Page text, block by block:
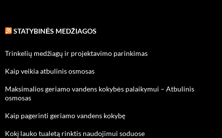
STATYBINĖS MEDŽIAGOS
Trinkelių medžiagų ir projektavimo parinkimas
Kaip veikia atbulinis osmosas
Maksimalios geriamo vandens kokybės palaikymui – Atbulinis
osmosas
Kaip pagerinti geriamo vandens kokybę
Kokį lauko tualetą rinktis naudojimui soduose